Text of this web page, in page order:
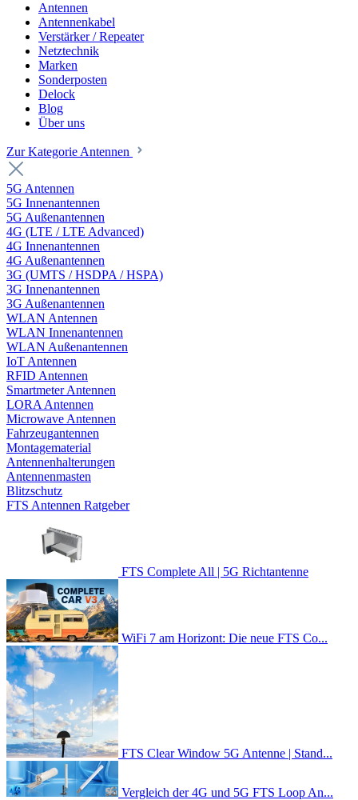
Antennen
Antennenkabel
Verstärker / Repeater
Netztechnik
Marken
Sonderposten
Delock
Blog
Über uns
Zur Kategorie Antennen
5G Antennen
5G Innenantennen
5G Außenantennen
4G (LTE / LTE Advanced)
4G Innenantennen
4G Außenantennen
3G (UMTS / HSDPA / HSPA)
3G Innenantennen
3G Außenantennen
WLAN Antennen
WLAN Innenantennen
WLAN Außenantennen
IoT Antennen
RFID Antennen
Smartmeter Antennen
LORA Antennen
Microwave Antennen
Fahrzeugantennen
Montagematerial
Antennenhalterungen
Antennenmasten
Blitzschutz
FTS Antennen Ratgeber
FTS Complete All | 5G Richtantenne
WiFi 7 am Horizont: Die neue FTS Co...
FTS Clear Window 5G Antenne | Stand...
Vergleich der 4G und 5G FTS Loop An...